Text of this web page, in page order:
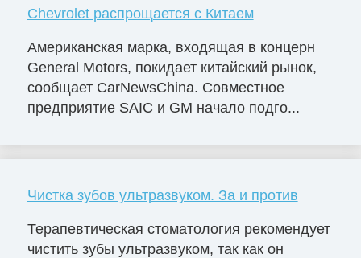
Chevrolet распрощается с Китаем
Американская марка, входящая в концерн
General Motors, покидает китайский рынок,
сообщает CarNewsChina. Совместное
предприятие SAIC и GM начало подго...
Чистка зубов ультразвуком. За и против
Терапевтическая стоматология рекомендует
чистить зубы ультразвуком, так как он